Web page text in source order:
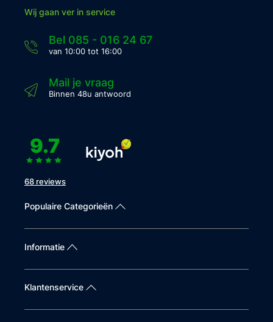
Wij gaan ver in service
Bel 085 - 016 24 67
van 10:00 tot 16:00
Mail je vraag
Binnen 48u antwoord
9.7
68 reviews
Populaire Categorieën
Informatie
Klantenservice